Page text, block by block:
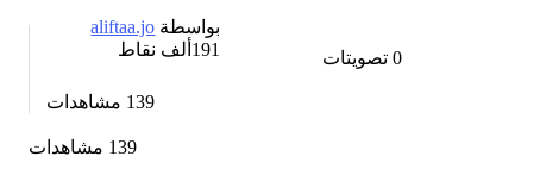
بواسطة aliftaa.jo
191ألف
نقاط
0تصويتات
139 مشاهدات
139 مشاهدات